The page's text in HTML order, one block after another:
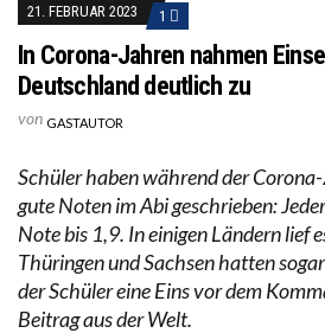
21. FEBRUAR 2023 1
In Corona-Jahren nahmen
Deutschland deutlich zu
von GASTAUTOR
Schüler haben während der
gute Noten im Abi geschrieben:
Note bis 1,9. In einigen Ländern lief
Thüringen und Sachsen hatten
der Schüler eine Eins vor dem
Beitrag aus der Welt.